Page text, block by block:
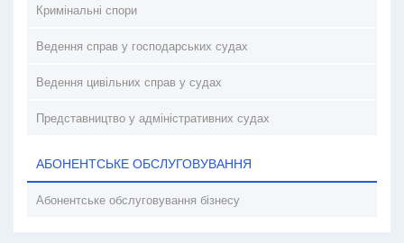
Кримінальні спори
Ведення справ у господарських судах
Ведення цивільних справ у судах
Представництво у адміністративних судах
АБОНЕНТСЬКЕ ОБСЛУГОВУВАННЯ
Абонентське обслуговування бізнесу